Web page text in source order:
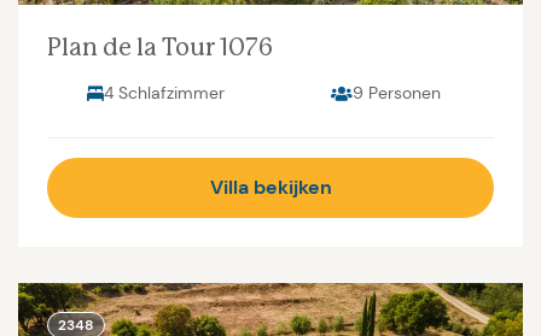
Plan de la Tour 1076
4 Schlafzimmer 9 Personen
Villa bekijken
2348